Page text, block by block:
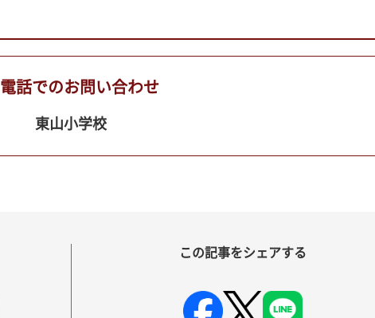
電話でのお問い合わせ
東山小学校
この記事をシェアする